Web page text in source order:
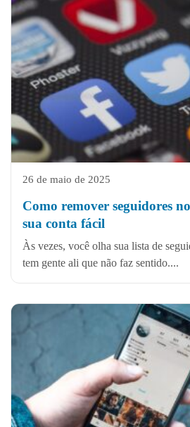
26 de maio de 2025
Como remover seguidores
sua conta fácil
Às vezes, você olha sua lista de
tem gente ali que não faz sentido....